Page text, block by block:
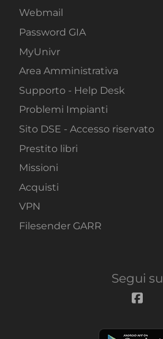
Webmail
Password GIA
MyUnivr
Area Amministrativa
Supporto - Help Desk
Problemi Impianti
Sito DSE - Accesso riservato
Prestito libri
Missioni
Acquisti
VPN
Filesender GARR
Segui su